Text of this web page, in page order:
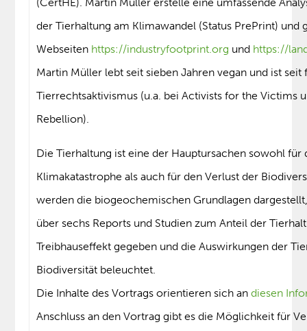
der Tierhaltung am Klimawandel (Status PrePrint) und
Webseiten https://industryfootprint.org und https://
Martin Müller lebt seit sieben Jahren vegan und ist seit
Tierrechtsaktivismus (u.a. bei Activists for the Victims
Rebellion).
Die Tierhaltung ist eine der Hauptursachen sowohl für
Klimakatastrophe als auch für den Verlust der
werden die biogeochemischen Grundlagen
über sechs Reports und Studien zum Anteil der
Treibhauseffekt gegeben und die Auswirkungen der
Biodiversität beleuchtet.
Die Inhalte des Vortrags orientieren sich an diesen
Anschluss an den Vortrag gibt es die Möglichkeit für